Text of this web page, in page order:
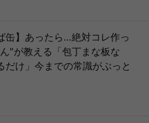
缶】あったら…絶対コレ作っ
"が教える「包丁まな板な
だけ」今までの常識がぶっと